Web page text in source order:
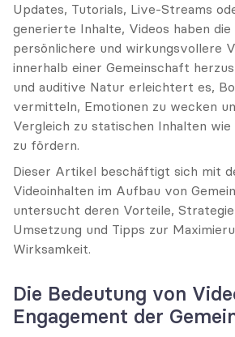
Updates, Tutorials, Live-Streams
generierte Inhalte, Videos haben die
persönlichere und wirkungsvollere
innerhalb einer Gemeinschaft
und auditive Natur erleichtert es,
vermitteln, Emotionen zu wecken
Vergleich zu statischen Inhalten
zu fördern.
Dieser Artikel beschäftigt sich mit
Videoinhalten im Aufbau von
untersucht deren Vorteile,
Umsetzung und Tipps zur
Wirksamkeit.
Die Bedeutung von
Engagement der